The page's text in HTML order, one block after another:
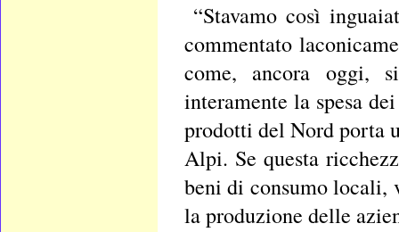
“Stavamo così
commentato
come, ancora oggi,
interamente la spesa
prodotti del Nord porta
Alpi. Se questa
beni di consumo locali,
la produzione delle